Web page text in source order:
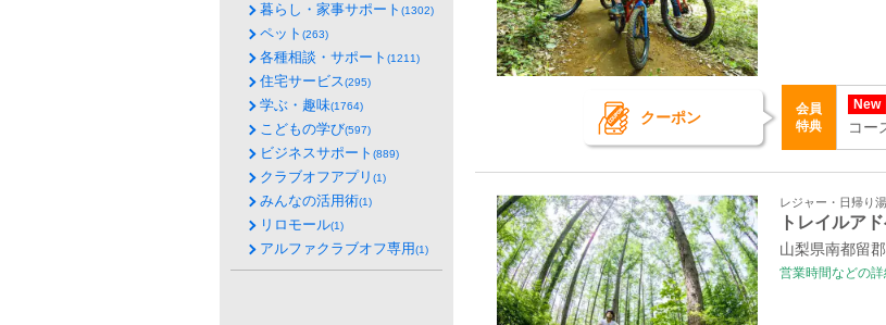
クーポン
会員
特典
New
コー
レジャー・日帰り
トレイルア
山梨県南都留
営業時間などの
暮らし・家事サポート (1302)
ペット (263)
各種相談・サポート (1211)
住宅サービス(295)
学ぶ・趣味(1764)
こどもの学び(597)
ビジネスサポート (889)
クラブオフアプリ (1)
みんなの活用術(1)
リロモール(1)
アルファクラブオフ専用(1)